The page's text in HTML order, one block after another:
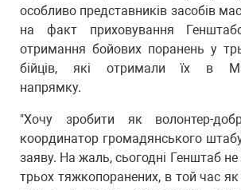
особливо представників засобів
на факт приховування
отримання бойових поранень у
бійців, які отримали їх в
напрямку.
"Хочу зробити як волонтер-
координатор громадянського
заяву. На жаль, сьогодні Генштаб
трьох тяжкопоранених, в той час